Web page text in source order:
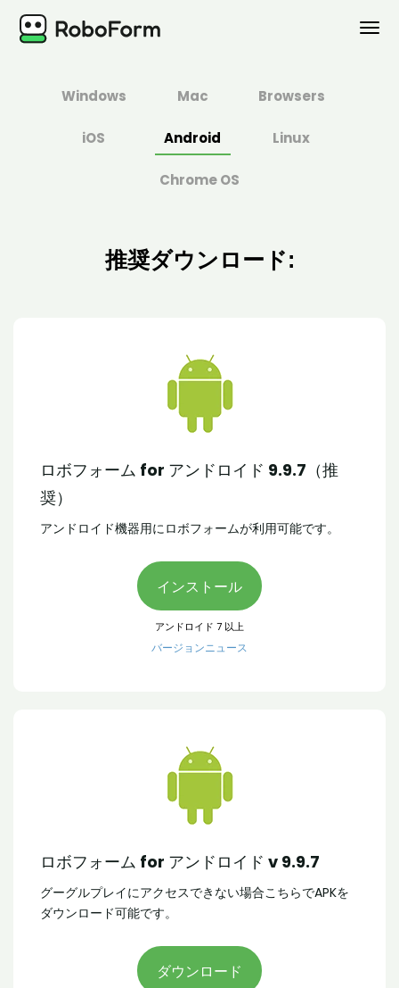
Windows Mac Browsers
iOS Android Linux
Chrome OS
推奨ダウンロード:
ロボフォーム for アンドロイド 9.9.7（推
奨）
アンドロイド機器用にロボフォームが利用可能です。
インストール
アンドロイド 7 以上
バージョンニュース
ロボフォーム for アンドロイド v 9.9.7
グーグルプレイにアクセスできない場合こちらでAPKを
ダウンロード可能です。
ダウンロード